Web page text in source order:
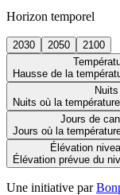
Horizon temporel
2030 2050
2100
Hausse de la
Nuits où la
Jours de
Jours où la
Élévation
Élévation prévue du
Une initiative par